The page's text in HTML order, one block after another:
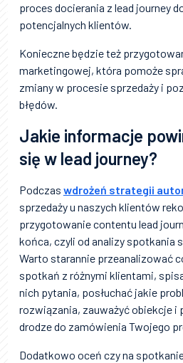
proces docierania z lead journey
potencjalnych klientów.
Konieczne będzie też
marketingowej, która pomoże
zmiany w procesie sprzedaży i
błędów.
Jakie informacje
się w lead journey?
Podczas wdrożeń strategii
sprzedaży u naszych klientów
przygotowanie contentu lead
końca, czyli od analizy spotkania
Warto starannie przeanalizować
spotkań z różnymi klientami,
nich pytania, posłuchać jakie
rozwiązania, zauważyć obiekcje i
drodze do zamówienia Twojego
Dodatkowo oceń czy na